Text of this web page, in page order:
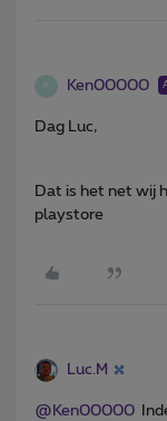
K Ken00000
Dag Luc,
Dat is het net wij
playstore
Luc.M
@Ken00000